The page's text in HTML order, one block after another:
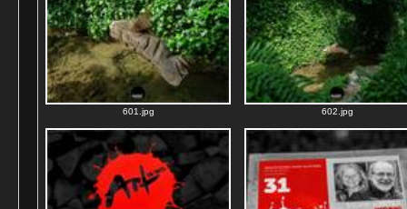
601.jpg 602.jpg